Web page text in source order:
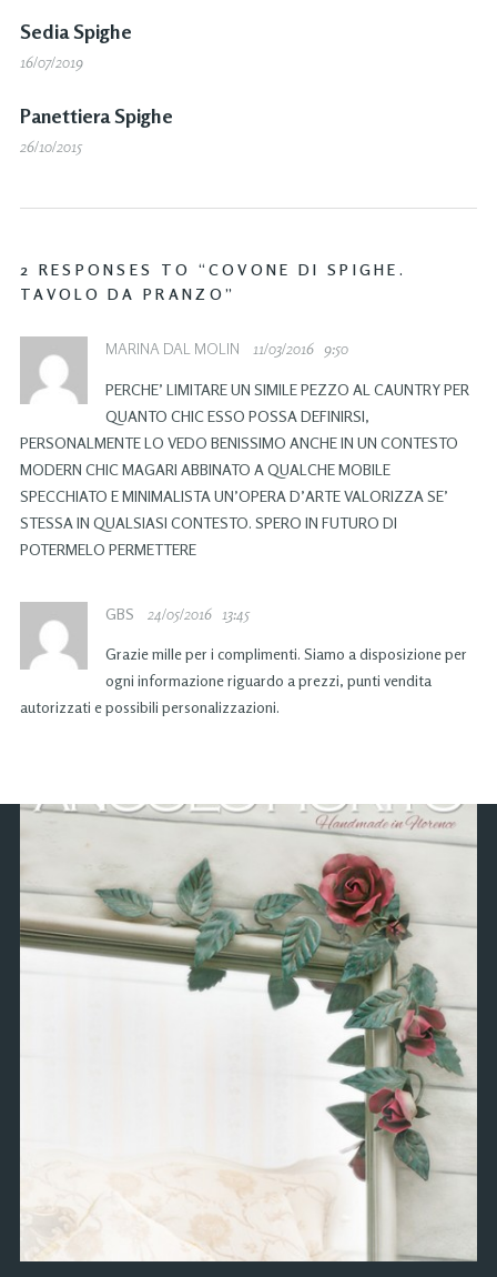
Sedia Spighe
16/07/2019
Panettiera Spighe
26/10/2015
2 RESPONSES TO “COVONE DI SPIGHE.
TAVOLO DA PRANZO”
MARINA DAL MOLIN 11/03/2016 9:50
PERCHE’ LIMITARE UN SIMILE PEZZO AL CAUNTRY PER
QUANTO CHIC ESSO POSSA DEFINIRSI,
PERSONALMENTE LO VEDO BENISSIMO ANCHE IN UN CONTESTO
MODERN CHIC MAGARI ABBINATO A QUALCHE MOBILE
SPECCHIATO E MINIMALISTA UN’OPERA D’ARTE VALORIZZA SE’
STESSA IN QUALSIASI CONTESTO. SPERO IN FUTURO DI
POTERMELO PERMETTERE
GBS 24/05/2016 13:45
Grazie mille per i complimenti. Siamo a disposizione per
ogni informazione riguardo a prezzi, punti vendita
autorizzati e possibili personalizzazioni.